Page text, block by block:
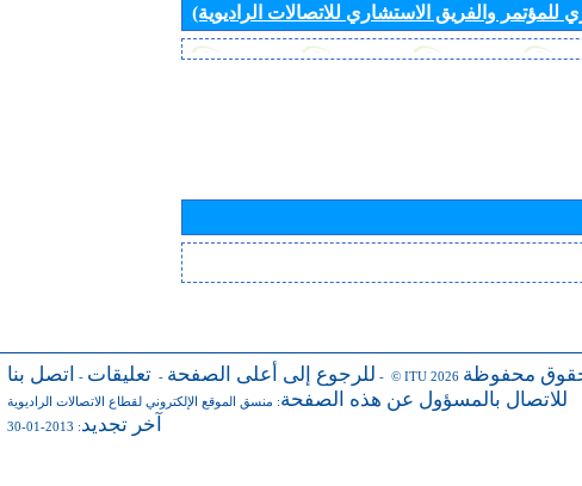
للمؤتمر والفريق الاستشاري للاتصالات الراديوية)
للرجوع إلى أعلى الصفحة - تعليقات - اتصل بنا - © ITU 2026 محفوظة
للاتصال بالمسؤول عن هذه الصفحة: منسق الموقع الإلكتروني لقطاع الاتصالات الراديوية
آخر تجديد: 2013-01-30